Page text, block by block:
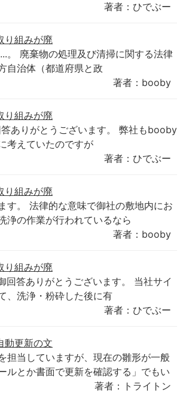
著者：ひでぶー
り組みが廃
。 廃棄物の処理及び清掃に関する法律
自治体（都道府県と政
著者：booby
り組みが廃
ありがとうございます。 弊社もbooby
考えていたのですが
著者：ひでぶー
り組みが廃
す。 法律的な意味で御社の敷地内にお
浄の作業が行われているなら
著者：booby
り組みが廃
回答ありがとうございます。 当社サイ
、洗浄・粉砕した後に有
著者：ひでぶー
更新の文
担当していますが、現在の雛形が一般
ルとか書面で更新を確認する」でもい
著者：トライトン